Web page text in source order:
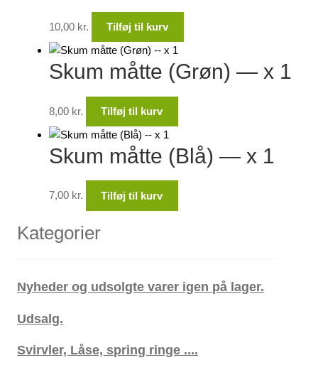
10,00 kr. Tilføj til kurv
Skum måtte (Grøn) — x 1
8,00 kr. Tilføj til kurv
Skum måtte (Blå) — x 1
7,00 kr. Tilføj til kurv
Kategorier
Nyheder og udsolgte varer igen på lager.
Udsalg.
Svirvler, Låse, spring ringe ....